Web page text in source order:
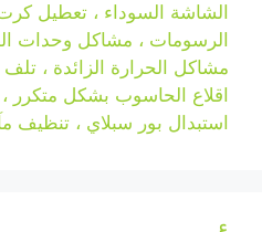
الشاشة السوداء ، تعطيل
الرسومات ، مشاكل وحدات
مشاكل الحرارة الزائدة ،
اقلاع الحاسوب بشكل متكرر ،
استبدال بور سبلاي ، تنظيف